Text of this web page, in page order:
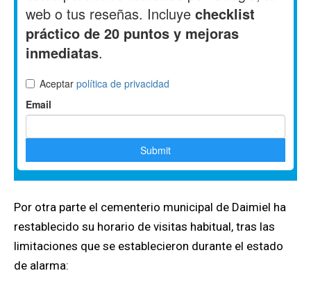
Por otra parte el cementerio municipal de Daimiel ha
restablecido su horario de visitas habitual, tras las
limitaciones que se establecieron durante el estado
de alarma: